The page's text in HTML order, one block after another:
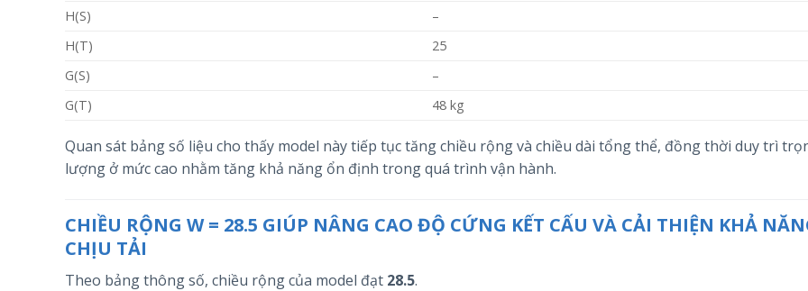
H(S)
–
H(T)
25
G(S)
–
G(T)
48 kg
Quan sát bảng số liệu cho thấy model này tiếp tục tăng chiều rộng và chiều dài tổng thể, đồng thời duy trì
lượng ở mức cao nhằm tăng khả năng ổn định trong quá trình vận hành.
CHIỀU RỘNG W = 28.5 GIÚP NÂNG CAO ĐỘ CỨNG KẾT CẤU VÀ CẢI THIỆN KHẢ
CHỊU TẢI
Theo bảng thông số, chiều rộng của model đạt 28.5.